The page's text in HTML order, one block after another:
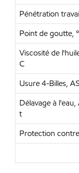
Pénétration
Point de goutte,
Viscosité de
C
Usure 4-Billes,
Délavage à
t
Protection